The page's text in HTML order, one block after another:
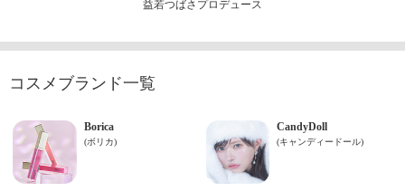
益若つばさプロデュース
コスメブランド一覧